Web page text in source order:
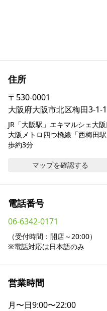
Contact us in
住所
〒 530-0001
大阪府大阪市北区梅田3-1-
JR「大阪駅」エキマルシェ大
大阪メトロ四つ橋線「西梅田
歩約3分
マップを確認する
電話番号
06-6342-0171
（受付時間：開店～20:00）
※電話対応は日本語のみ
営業時間
月〜日9:00〜22:00